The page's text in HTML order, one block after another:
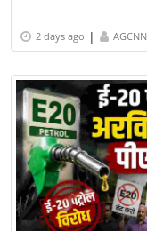
2 days ago |